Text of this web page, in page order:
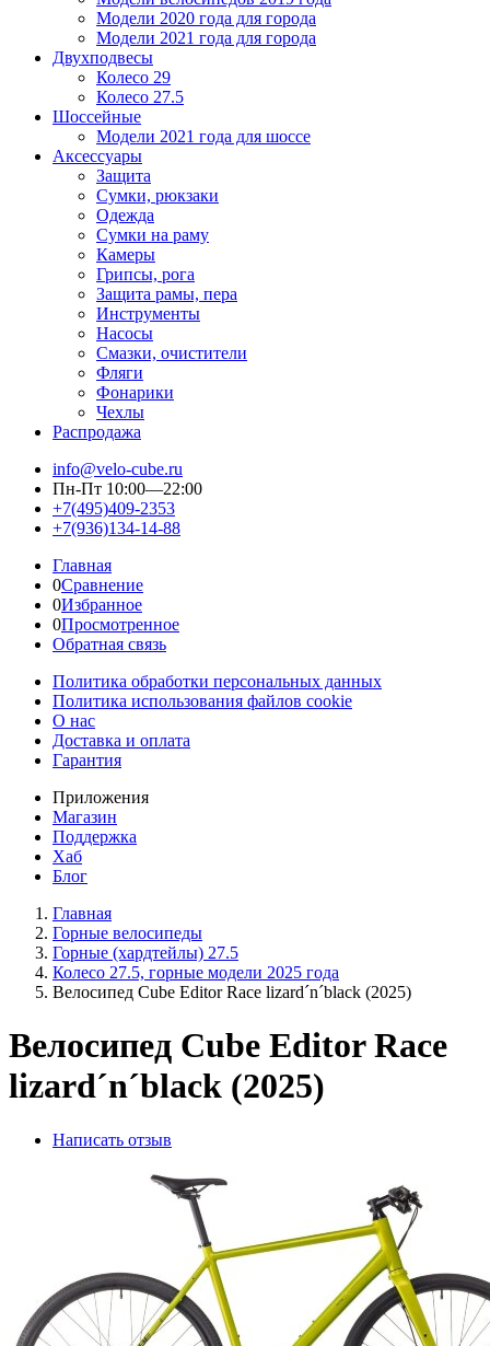
Модели 2020 года для города
Модели 2021 года для города
Двухподвесы
Колесо 29
Колесо 27.5
Шоссейные
Модели 2021 года для шоссе
Аксессуары
Защита
Сумки, рюкзаки
Одежда
Сумки на раму
Камеры
Грипсы, рога
Защита рамы, пера
Инструменты
Насосы
Смазки, очистители
Фляги
Фонарики
Чехлы
Распродажа
info@velo-cube.ru
Пн-Пт 10:00—22:00
+7(495)409-2353
+7(936)134-14-88
Главная
0Сравнение
0Избранное
0Просмотренное
Обратная связь
Политика обработки персональных данных
Политика использования файлов cookie
О нас
Доставка и оплата
Гарантия
Приложения
Магазин
Поддержка
Хаб
Блог
Главная
Горные велосипеды
Горные (хардтейлы) 27.5
Колесо 27.5, горные модели 2025 года
Велосипед Cube Editor Race lizard´n´black (2025)
Велосипед Cube Editor Race
lizard´n´black (2025)
Написать отзыв